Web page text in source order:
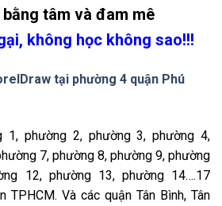
tâm và đam mê
không học không sao!!!
tại phường 4 quận Phú
1, phường 2, phường 3, phường 4,
7, phường 8, phường 9, phường
12, phường 13, phường 14….17
TPHCM. Và các quận Tân Bình, Tân